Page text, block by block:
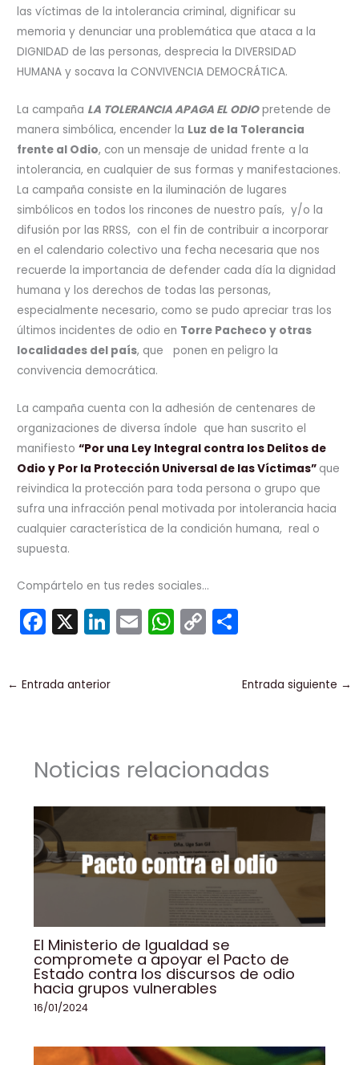
las víctimas de la intolerancia criminal, dignificar su
memoria y denunciar una problemática que ataca a la
DIGNIDAD de las personas, desprecia la DIVERSIDAD
HUMANA y socava la CONVIVENCIA DEMOCRÁTICA.
La campaña LA TOLERANCIA APAGA EL ODIOpretende de
manera simbólica, encender la Luz de la Tolerancia
frente al Odio, con un mensaje de unidad frente a la
intolerancia, en cualquier de sus formas y manifestaciones.
La campaña consiste en la iluminación de lugares
simbólicos en todos los rincones de nuestro país, y/o la
difusión por las RRSS, con el fin de contribuir a incorporar
en el calendario colectivo una fecha necesaria que nos
recuerde la importancia de defender cada día la dignidad
humana y los derechos de todas las personas,
especialmente necesario, como se pudo apreciar tras los
últimos incidentes de odio en Torre Pacheco y otras
localidades del país, que ponen en peligro la
convivencia democrática.
La campaña cuenta con la adhesión de centenares de
organizaciones de diversa índole que han suscrito el
manifiesto“Por una Ley Integral contra los Delitos de
Odio y Por la Protección Universal de las Víctimas” que
reivindica la protección para toda persona o grupo que
sufra una infracción penal motivada por intolerancia hacia
cualquier característica de la condición humana, real o
supuesta.
Compártelo en tus redes sociales...
F
c
e
o
k
X Li
k
E W
p
C
k
m
p
← Entrada anterior Entrada siguiente →
Noticias relacionadas
El Ministerio de Igualdad se
compromete a apoyar el Pacto de
Estado contra los discursos de odio
hacia grupos vulnerables
16/01/2024